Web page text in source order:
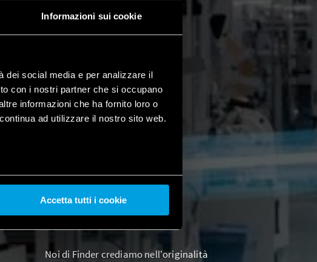
Informazioni sui cookie
dei social media e per analizzare il
con i nostri partner che si occupano
informazioni che ha fornito loro o
ad utilizzare il nostro sito web.
Accetta tutti i cookie
Noi di Finder crediamo nell'originalità